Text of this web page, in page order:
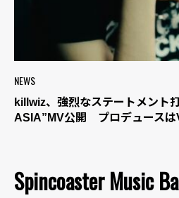
NEWS
killwiz、強烈なステートメント
ASIA”MV公開 プロデュースは
Spincoaster Music